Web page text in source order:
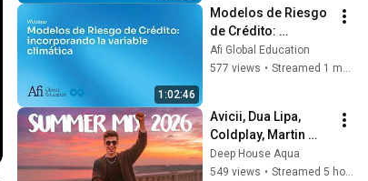
1:02:46
Modelos de Riesgo
de Crédito:
incorporando la
variable climática
Afi Global Education
577 views • Streamed 1 month ago
Avicii, Dua Lipa,
Coldplay, Martin
Garrix & Kygo, The
Chainsmokers Style
Deep House Aqua
549 views •
Streamed 5 hours ago